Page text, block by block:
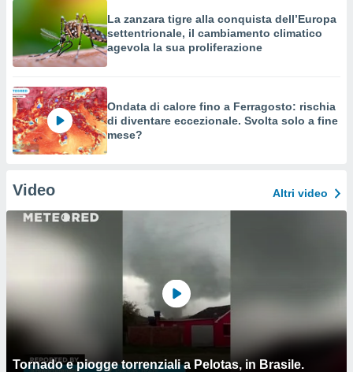
La zanzara tigre alla conquista dell’Europa
settentrionale, il cambiamento climatico
agevola la sua proliferazione
Ondata di calore fino a Ferragosto: rischia
di diventare eccezionale. Svolta solo a fine
mese?
Video Altri video
Tornado e piogge torrenziali a Pelotas, in Brasile.